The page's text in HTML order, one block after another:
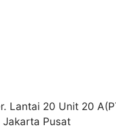
Lantai 20 Unit 20
Jakarta Pusat